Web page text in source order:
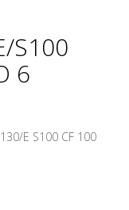
S100
6
E S100 CF 100